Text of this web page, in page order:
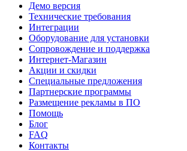
Демо версия
Технические требования
Интеграции
Оборудование для установки
Сопровождение и поддержка
Интернет-Магазин
Акции и скидки
Специальные предложения
Партнерские программы
Размещение рекламы в ПО
Помощь
Блог
FAQ
Контакты